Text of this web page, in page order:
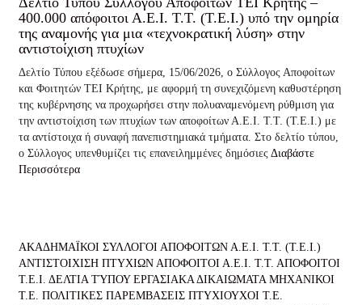
400.000 απόφοιτοι Α.Ε.Ι. Τ.Τ. (Τ.Ε.Ι.) υπό την ομηρία
της αναμονής για μια «τεχνοκρατική λύση» στην
αντιστοίχιση πτυχίων
Δελτίο Τύπου εξέδωσε σήμερα, 15/06/2026, ο Σύλλογος Αποφοίτων
και Φοιτητών ΤΕΙ Κρήτης, με αφορμή τη συνεχιζόμενη καθυστέρηση
της κυβέρνησης να προχωρήσει στην πολυαναμενόμενη ρύθμιση για
την αντιστοίχιση των πτυχίων των αποφοίτων Α.Ε.Ι. Τ.Τ. (Τ.Ε.Ι.) με
τα αντίστοιχα ή συναφή πανεπιστημιακά τμήματα. Στο δελτίο τύπου,
ο Σύλλογος υπενθυμίζει τις επανειλημμένες δημόσιες Διαβάστε
Περισσότερα
ΑΚΑΔΗΜΑΪΚΟΙ ΣΥΛΛΟΓΟΙ ΑΠΟΦΟΙΤΩΝ Α.Ε.Ι. Τ.Τ. (Τ.Ε.Ι.)
ΑΝΤΙΣΤΟΙΧΙΣΗ ΠΤΥΧΙΩΝ ΑΠΟΦΟΙΤΟΙ Α.Ε.Ι. Τ.Τ. ΑΠΟΦΟΙΤΟΙ
Τ.Ε.Ι. ΔΕΛΤΙΑ ΤΎΠΟΥ ΕΡΓΑΣΙΑΚΑ ΔΙΚΑΙΩΜΑΤΑ ΜΗΧΑΝΙΚΟΙ
Τ.Ε. ΠΟΛΙΤΙΚΕΣ ΠΑΡΕΜΒΑΣΕΙΣ ΠΤΥΧΙΟΥΧΟΙ Τ.Ε.